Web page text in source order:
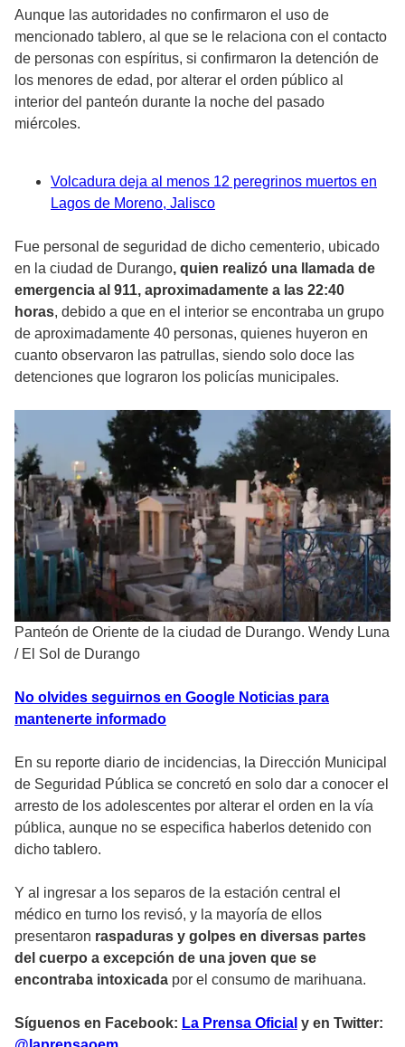
Aunque las autoridades no confirmaron el uso de
mencionado tablero, al que se le relaciona con el contacto
de personas con espíritus, si confirmaron la detención de
los menores de edad, por alterar el orden público al
interior del panteón durante la noche del pasado
miércoles.
Volcadura deja al menos 12 peregrinos muertos en
Lagos de Moreno, Jalisco
Fue personal de seguridad de dicho cementerio, ubicado
en la ciudad de Durango, quien realizó una llamada de
emergencia al 911, aproximadamente a las 22:40
horas, debido a que en el interior se encontraba un grupo
de aproximadamente 40 personas, quienes huyeron en
cuanto observaron las patrullas, siendo solo doce las
detenciones que lograron los policías municipales.
Panteón de Oriente de la ciudad de Durango. Wendy Luna
/ El Sol de Durango
No olvides seguirnos en Google Noticias para
mantenerte informado
En su reporte diario de incidencias, la Dirección Municipal
de Seguridad Pública se concretó en solo dar a conocer el
arresto de los adolescentes por alterar el orden en la vía
pública, aunque no se especifica haberlos detenido con
dicho tablero.
Y al ingresar a los separos de la estación central el
médico en turno los revisó, y la mayoría de ellos
presentaron raspaduras y golpes en diversas partes
del cuerpo a excepción de una joven que se
encontraba intoxicada por el consumo de marihuana.
Síguenos en Facebook: La Prensa Oficial y en Twitter: